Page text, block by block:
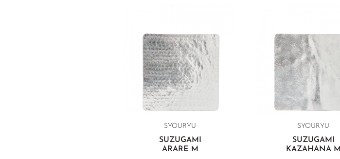
SYOURYU
SUZUGAMI
ARARE M
SYOURYU
SUZUGAMI
KAZAHANA M